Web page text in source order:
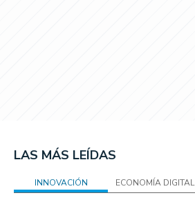
LAS MÁS LEÍDAS
INNOVACIÓN ECONOMÍA DIGITAL